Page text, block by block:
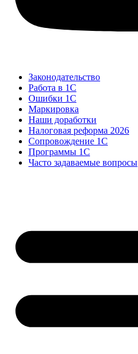
Законодательство
Работа в 1С
Ошибки 1С
Маркировка
Наши доработки
Налоговая реформа 2026
Сопровождение 1С
Программы 1С
Часто задаваемые вопросы